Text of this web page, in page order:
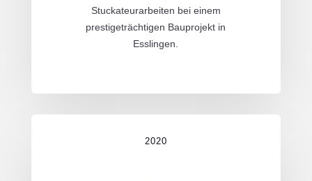
Stuckateurarbeiten bei einem
prestigeträchtigen Bauprojekt in
Esslingen.
2020